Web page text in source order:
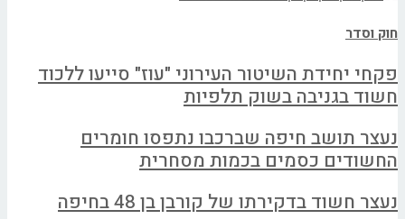
חוק וסדר
פקחי יחידת השיטור העירוני "עוז" סייעו ללכוד
חשוד בגניבה בשוק תלפיות
נעצר תושב חיפה שברכבו נתפסו חומרים
החשודים כסמים בכמות מסחרית
נעצר חשוד בדקירתו של קורבן בן 48 בחיפה